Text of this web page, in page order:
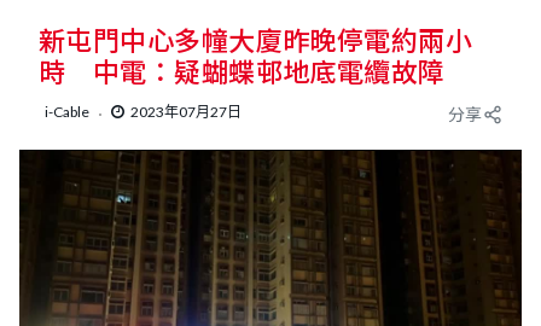
新屯門中心多幢大廈昨晚停電約兩小
時 中電：疑蝴蝶邨地底電纜故障
i-Cable 2023年07月27日 分享